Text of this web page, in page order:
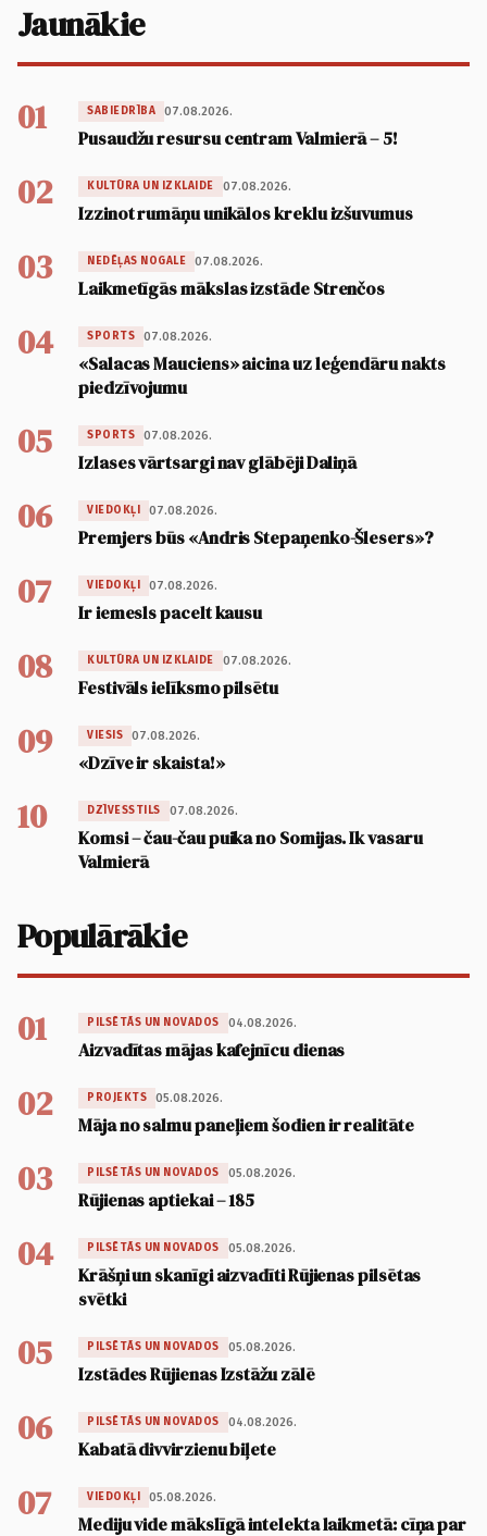
Jaunākie
01 SABIEDRĪBA 07.08.2026.
Pusaudžu resursu centram Valmierā – 5!
02 KULTŪRA UN IZKLAIDE 07.08.2026.
Izzinot rumāņu unikālos kreklu izšuvumus
03 NEDĒĻAS NOGALE 07.08.2026.
Laikmetīgās mākslas izstāde Strenčos
04 SPORTS 07.08.2026.
«Salacas Mauciens» aicina uz leģendāru nakts
piedzīvojumu
05 SPORTS 07.08.2026.
Izlases vārtsargi nav glābēji Daliņā
06 VIEDOKĻI 07.08.2026.
Premjers būs «Andris Stepaņenko-Šlesers»?
07 VIEDOKĻI 07.08.2026.
Ir iemesls pacelt kausu
08 KULTŪRA UN IZKLAIDE 07.08.2026.
Festivāls ielīksmo pilsētu
09 VIESIS 07.08.2026.
«Dzīve ir skaista!»
10 DZĪVESSTILS 07.08.2026.
Komsi – čau-čau puika no Somijas. Ik vasaru
Valmierā
Populārākie
01 PILSĒTĀS UN NOVADOS 04.08.2026.
Aizvadītas mājas kafejnīcu dienas
02 PROJEKTS 05.08.2026.
Māja no salmu paneļiem šodien ir realitāte
03 PILSĒTĀS UN NOVADOS 05.08.2026.
Rūjienas aptiekai – 185
04 PILSĒTĀS UN NOVADOS 05.08.2026.
Krāšņi un skanīgi aizvadīti Rūjienas pilsētas
svētki
05 PILSĒTĀS UN NOVADOS 05.08.2026.
Izstādes Rūjienas Izstāžu zālē
06 PILSĒTĀS UN NOVADOS 04.08.2026.
Kabatā divvirzienu biļete
07 VIEDOKĻI 05.08.2026.
Mediju vide mākslīgā intelekta laikmetā: cīņa par